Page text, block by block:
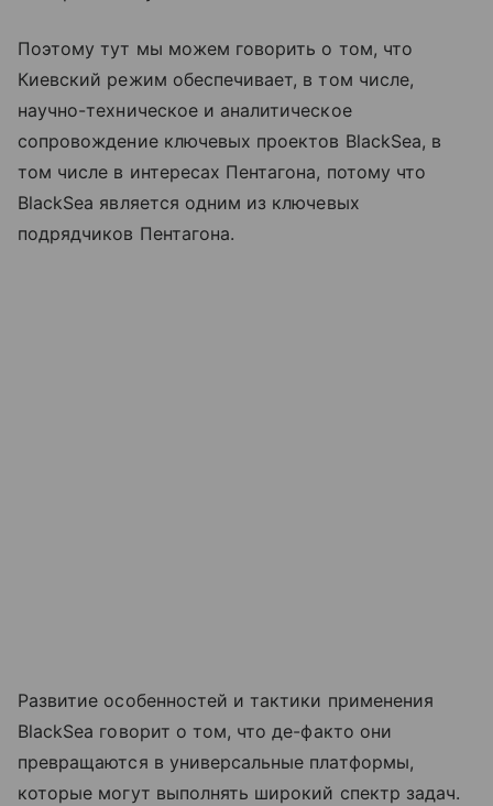
Поэтому тут мы можем говорить о том, что
Киевский режим обеспечивает, в том числе,
научно-техническое и аналитическое
сопровождение ключевых проектов BlackSea, в
том числе в интересах Пентагона, потому что
BlackSea является одним из ключевых
подрядчиков Пентагона.
Развитие особенностей и тактики применения
BlackSea говорит о том, что де-факто они
превращаются в универсальные платформы,
которые могут выполнять широкий спектр задач.